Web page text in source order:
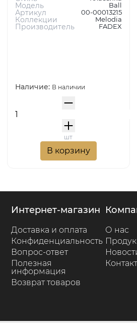
Модель Ball
Артикул 00-00013215
Коллекции Melodia
Производитель FADEX
Наличие: В наличии
шт
В корзину
интернет-магазин
Доставка и оплата
Конфиденциальность
Вопрос-ответ
Полезная
информация
Возврат товаров
О нас